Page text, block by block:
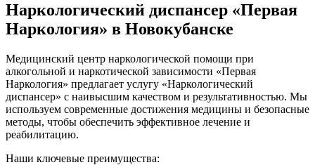
Наркологический диспансер «Первая
Наркология» в Новокубанске
Медицинский центр наркологической помощи при
алкогольной и наркотической зависимости «Первая
Наркология» предлагает услугу «Наркологический
диспансер» с наивысшим качеством и результативностью. Мы
используем современные достижения медицины и безопасные
методы, чтобы обеспечить эффективное лечение и
реабилитацию.
Наши ключевые преимущества: